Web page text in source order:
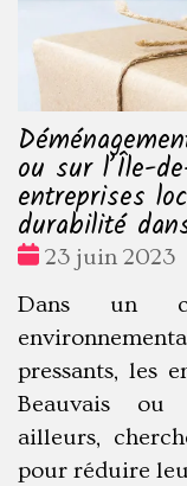
ou sur l’Île-
entreprises
durabilité
Date
23 juin 2023
Dans un
pressants, les
Beauvais ou
ailleurs,
pour réduire